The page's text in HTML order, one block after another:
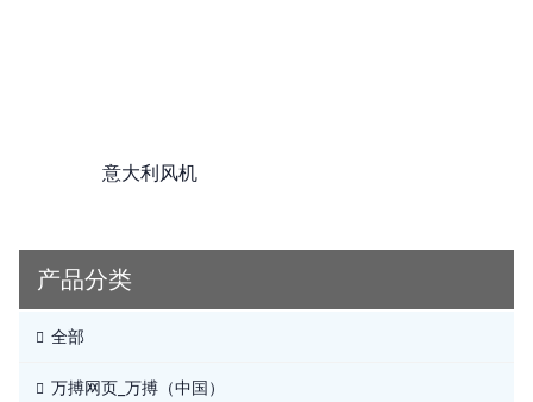
意大利风机
产品分类
全部
万搏网页_万搏（中国）